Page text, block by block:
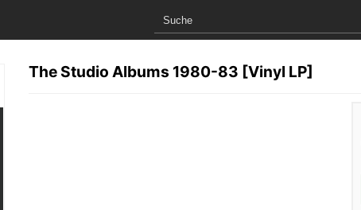
The Studio Albums 1980-83 [Vinyl LP]